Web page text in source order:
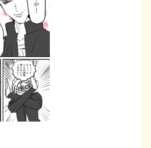
チラシ／旧・財源研究室
／合同誌／旧・サブカル分室
ンキー／MIHANAマンガ／旧・財研出版
集
集